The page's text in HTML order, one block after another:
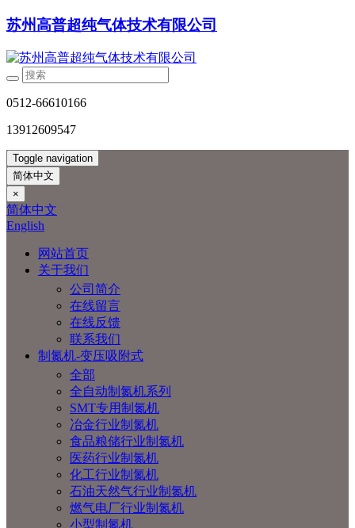
苏州高普超纯气体技术有限公司
0512-66610166
13912609547
Toggle navigation
简体中文
×
简体中文
English
网站首页
关于我们
公司简介
在线留言
在线反馈
联系我们
制氮机-变压吸附式
全部
全自动制氮机系列
SMT专用制氮机
冶金行业制氮机
食品粮储行业制氮机
医药行业制氮机
化工行业制氮机
石油天然气行业制氮机
燃气电厂行业制氮机
小型制氮机